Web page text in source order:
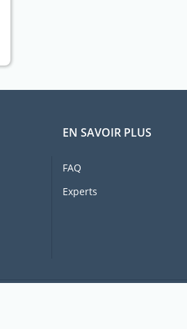
EN SAVOIR PLUS
FAQ
Experts